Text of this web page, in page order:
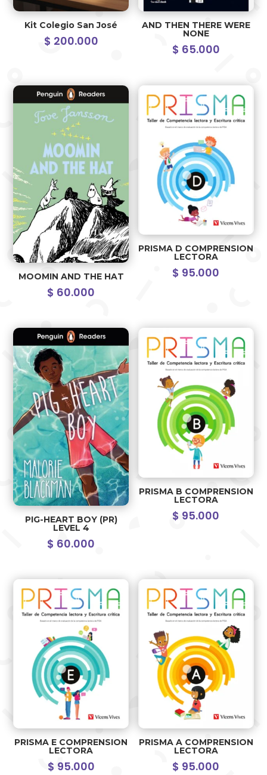
Kit Colegio San José
$ 200.000
AND THEN THERE WERE
NONE
$ 65.000
MOOMIN AND THE HAT
$ 60.000
PRISMA D COMPRENSION
LECTORA
$ 95.000
PIG-HEART BOY (PR)
LEVEL 4
$ 60.000
PRISMA B COMPRENSION
LECTORA
$ 95.000
PRISMA E COMPRENSION
LECTORA
$ 95.000
PRISMA A COMPRENSION
LECTORA
$ 95.000